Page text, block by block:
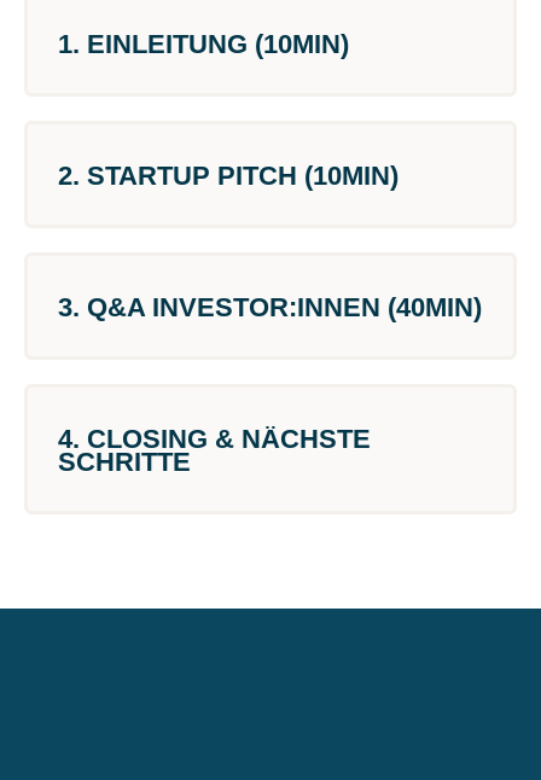
1. EINLEITUNG (10MIN)
2. STARTUP PITCH (10MIN)
3. Q&A INVESTOR:INNEN (40MIN)
4. CLOSING & NÄCHSTE
SCHRITTE